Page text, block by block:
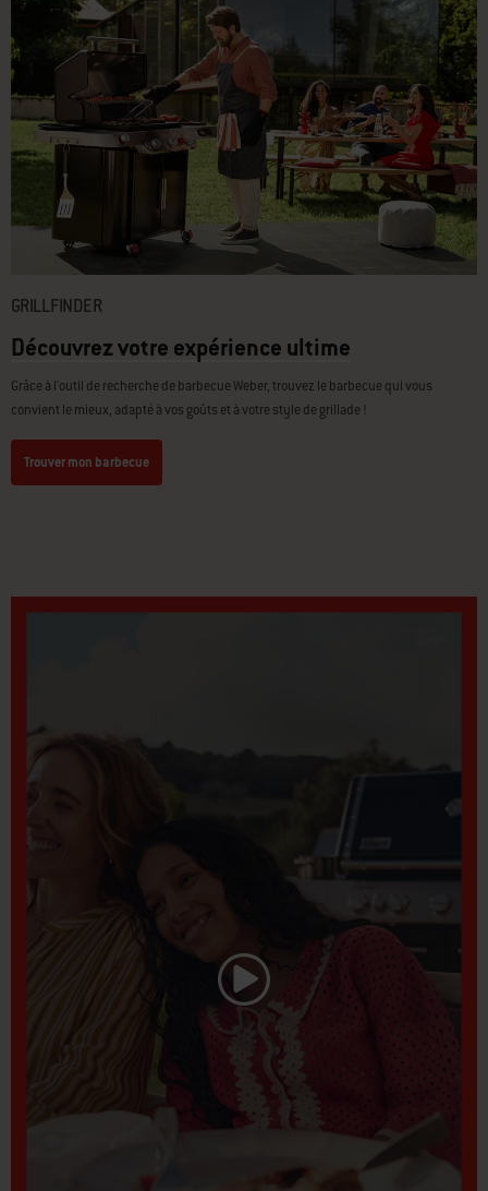
Découvrez votre expérience ultime
Grâce à l'outil de recherche de barbecue Weber, trouvez le barbecue qui vous
convient le mieux, adapté à vos goûts et à votre style de grillade !
Trouver mon barbecue
Lire la vidéo